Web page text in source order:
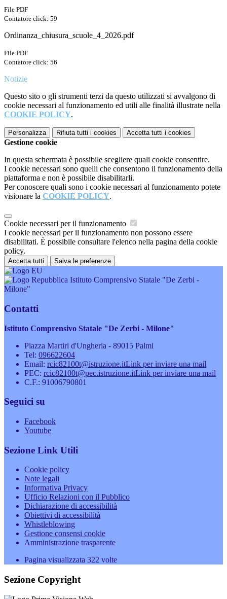
File PDF
Contatore click: 59
Ordinanza_chiusura_scuole_4_2026.pdf
File PDF
Contatore click: 56
Notizie
Questo sito o gli strumenti terzi da questo utilizzati si avvalgono di
cookie necessari al funzionamento ed utili alle finalità illustrate nella
COOKIE POLICY.
Personalizza Rifiuta tutti i cookies Accetta tutti i cookies
Gestione cookie
In questa schermata è possibile scegliere quali cookie consentire.
I cookie necessari sono quelli che consentono il funzionamento della
piattaforma e non è possibile disabilitarli.
Per conoscere quali sono i cookie necessari al funzionamento potete
visionare la COOKIE POLICY.
Cookie necessari per il funzionamento
I cookie necessari per il funzionamento non possono essere
disabilitati. È possibile consultare l'elenco nella pagina della cookie
policy.
Accetta tutti Salva le preferenze
Istituto Comprensivo Statale "De Zerbi -
Milone"
Contatti
Istituto Comprensivo Statale "De Zerbi - Milone"
Piazza Martiri d'Ungheria - 89015 Palmi
Tel: 096622604
Email: rcic82100t@istruzione.itLink per inviare una mail
PEC: rcic82100t@pec.istruzione.itLink per inviare una mail
C.F.: 91006790801
Seguici su
Facebook
Youtube
Sezione Link Utili
Cookie policy
Note legali
Informativa Privacy
Ufficio Relazioni con il Pubblico
Dichiarazione di accessibilità
Obiettivi di accessibilità
Whistleblowing
Gestione consensi cookie
Amministrazione trasparente
Pagina visualizzata 322 volte
Sezione Copyright